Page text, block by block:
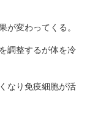
が変わってくる。
調整するが体を冷
なり免疫細胞が活